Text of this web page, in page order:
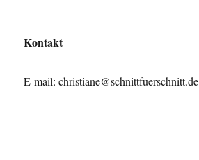
Kontakt
E-mail: christiane@schnittfuerschnitt.de